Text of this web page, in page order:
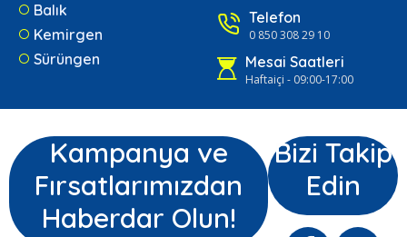
Balık
Kemirgen
Sürüngen
Telefon
0 850 308 29 10
Mesai Saatleri
Haftaiçi - 09:00-17:00
Kampanya ve
Fırsatlarımızdan
Haberdar Olun!
Bizi Takip
Edin